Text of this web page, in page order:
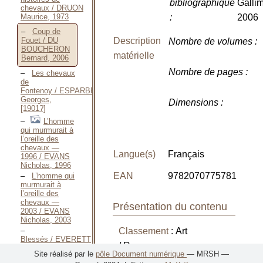
chevaux / DRUON
Maurice, 1973
Coup de
Fouet / DU
BOUCHERON
Bernard, 2006
Les chevaux
de
Fontenoy / ESPARBÈS
Georges,
[1901?]
L’homme
qui murmurait à
l’oreille des
chevaux —
1996 / EVANS
Nicholas, 1996
L’homme qui
murmurait à
l’oreille des
chevaux —
2003 / EVANS
Nicholas, 2003
Blessés / EVERETT
Janvier 2007
bibliographique
:
2006
Description
matérielle
Nombre de volumes:
Nombre de pages:
Dimensions:
Langue(s) Français
EAN 9782070775781
Présentation du contenu
Classement: Art
/ Romans
Site réalisé par le pôle Document numérique — MRSH —